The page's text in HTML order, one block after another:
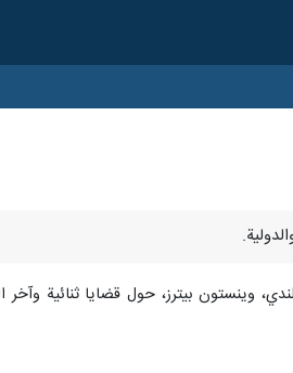
وينستون بيترز، حول قضايا ثنائية وآخر